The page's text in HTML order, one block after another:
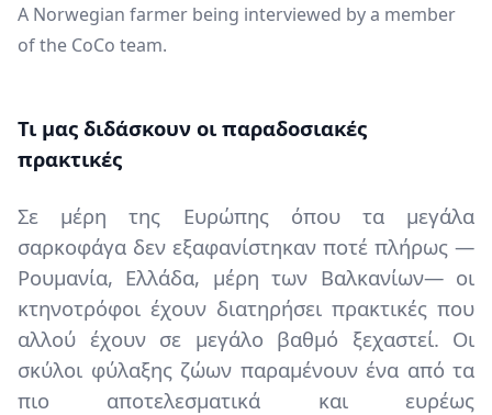
Περιγραφή
A Norwegian farmer being interviewed by a member
of the CoCo team.
Content
Τι μας διδάσκουν οι παραδοσιακές
πρακτικές
Σε μέρη της Ευρώπης όπου τα μεγάλα
σαρκοφάγα δεν εξαφανίστηκαν ποτέ πλήρως —
Ρουμανία, Ελλάδα, μέρη των Βαλκανίων— οι
κτηνοτρόφοι έχουν διατηρήσει πρακτικές που
αλλού έχουν σε μεγάλο βαθμό ξεχαστεί. Οι
σκύλοι φύλαξης ζώων παραμένουν ένα από τα
πιο αποτελεσματικά και ευρέως